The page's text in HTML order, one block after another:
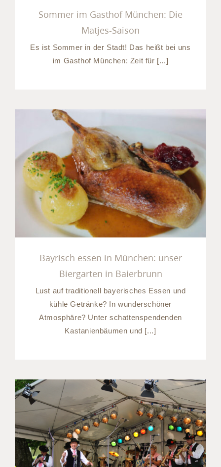
Sommer im Gasthof München: Die
Matjes-Saison
Es ist Sommer in der Stadt! Das heißt bei uns
im Gasthof München: Zeit für [...]
Bayrisch essen in München:
unser Biergarten in
Baierbrunn
Bayrisch essen in München: unser
Biergarten in Baierbrunn
Lust auf traditionell bayerisches Essen und
kühle Getränke? In wunderschöner
Atmosphäre? Unter schattenspendenden
Kastanienbäumen und [...]
Ausflug München Umland:
das Buchenhainer Waldfest
im Waldgasthof